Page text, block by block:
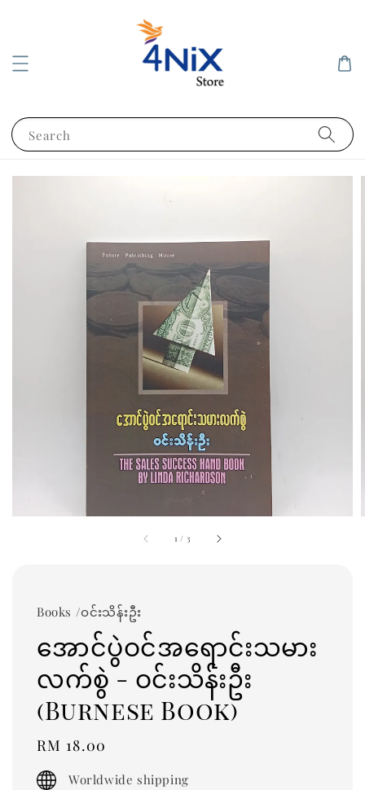
Search
1 / 3
Books /ဝင်းသိန်းဦး
အောင်ပွဲဝင်အရောင်းသမား
လက်စွဲ - ဝင်းသိန်းဦး
(Burnese Book)
Regular
price
RM 18.00
Worldwide shipping